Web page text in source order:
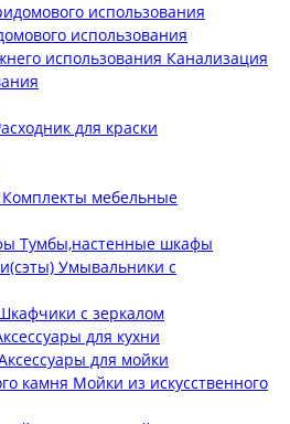
использования
Канализация
для краски
Комплекты мебельные
Тумбы,настенные шкафы
Умывальники с
с зеркалом
для кухни
для мойки
Мойки из искусственного